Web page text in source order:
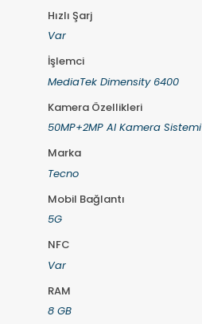
Hızlı Şarj
Var
İşlemci
MediaTek Dimensity 6400
Kamera Özellikleri
50MP+2MP AI Kamera Sistemi
Marka
Tecno
Mobil Bağlantı
5G
NFC
Var
RAM
8 GB